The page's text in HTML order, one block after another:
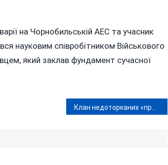
на Чорнобильській АЕС та учасник
науковим співробітником Військового
який заклав фундамент сучасної
Клан недоторканих «прокурорів-інвалідів»: як система «відбілює» своїх